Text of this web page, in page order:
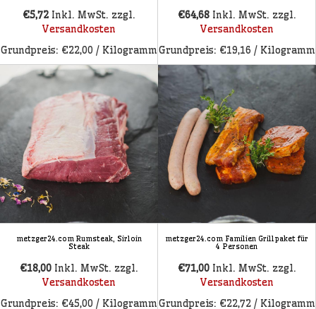
€5,72 Inkl. MwSt. zzgl.
Versandkosten
Grundpreis: €22,00 / Kilogramm
€64,68 Inkl. MwSt. zzgl.
Versandkosten
Grundpreis: €19,16 / Kilogramm
metzger24.com Rumsteak, Sirloin
Steak
€18,00 Inkl. MwSt. zzgl.
Versandkosten
Grundpreis: €45,00 / Kilogramm
metzger24.com Familien Grillpaket für
4 Personen
€71,00 Inkl. MwSt. zzgl.
Versandkosten
Grundpreis: €22,72 / Kilogramm